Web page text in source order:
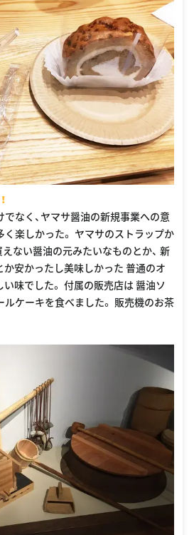
なく、ヤマサ醤油の新規事業への意
楽しかった。 ヤマサのストラップか
ない醤油の元みたいなものとか、 新
か安かったし美味しかった 普通のオ
味でした。 付属の販売店は 醤油ソ
ケーキを食べました。 販売機のお茶